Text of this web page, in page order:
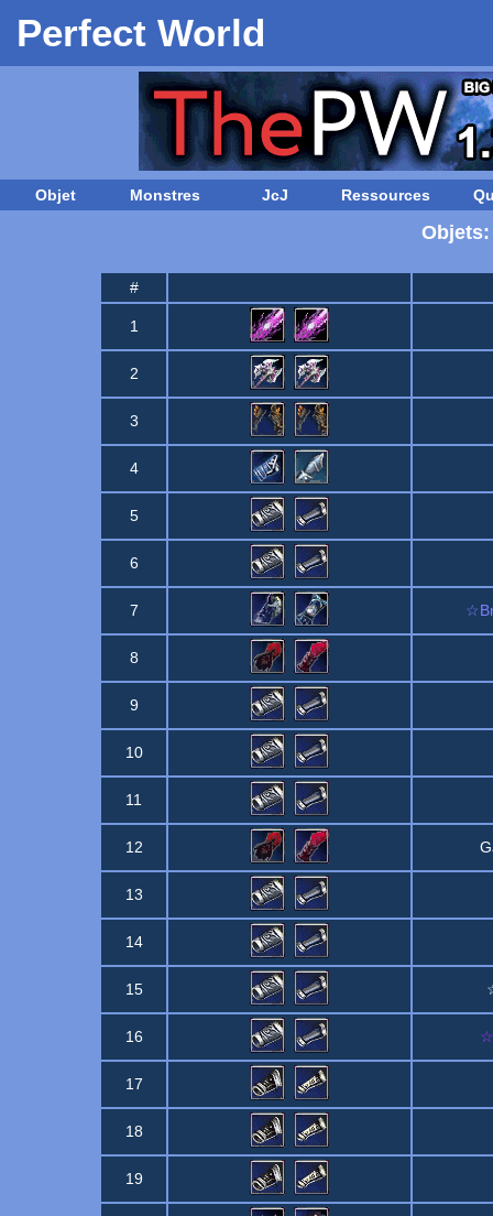
Perfect World
Objet Monstres JcJ Ressources
#
1
2
3
4
5
6
7
8
9
10
11
12
13
14
15
16
17
18
19